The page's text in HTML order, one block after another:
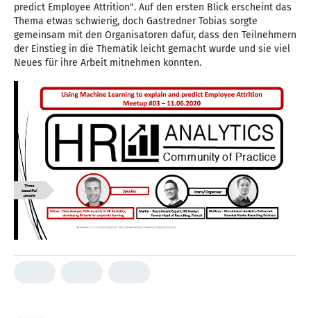
predict Employee Attrition". Auf den ersten Blick erscheint das
Thema etwas schwierig, doch Gastredner Tobias sorgte
gemeinsam mit den Organisatoren dafür, dass den Teilnehmern
der Einstieg in die Thematik leicht gemacht wurde und sie viel
Neues für ihre Arbeit mitnehmen konnten.